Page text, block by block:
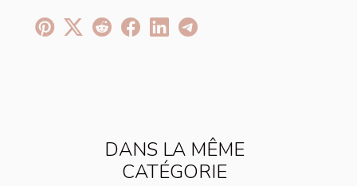
DANS LA MÊME
CATÉGORIE